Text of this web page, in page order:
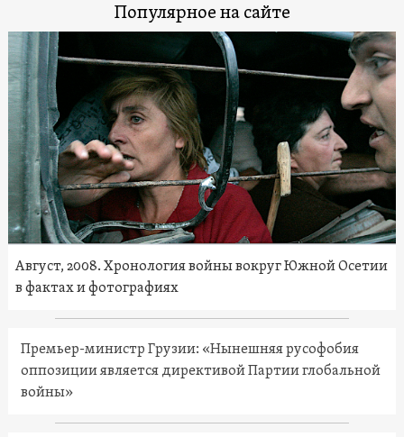
Популярное на сайте
Август, 2008. Хронология войны вокруг Южной Осетии
в фактах и фотографиях
Премьер-министр Грузии: «Нынешняя русофобия
оппозиции является директивой Партии глобальной
войны»